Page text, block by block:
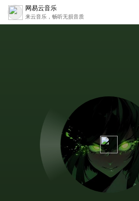
网易云音乐
来云音乐，畅听无损音质